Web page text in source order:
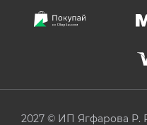
2027 © ИП Ягфарова Р.